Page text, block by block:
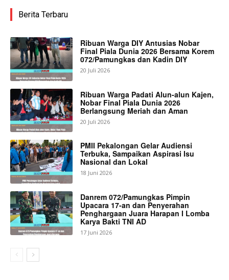
Berita Terbaru
Ribuan Warga DIY Antusias Nobar
Final Piala Dunia 2026 Bersama Korem
072/Pamungkas dan Kadin DIY
20 Juli 2026
Ribuan Warga Padati Alun-alun Kajen,
Nobar Final Piala Dunia 2026
Berlangsung Meriah dan Aman
20 Juli 2026
PMII Pekalongan Gelar Audiensi
Terbuka, Sampaikan Aspirasi Isu
Nasional dan Lokal
18 Juni 2026
Danrem 072/Pamungkas Pimpin
Upacara 17-an dan Penyerahan
Penghargaan Juara Harapan I Lomba
Karya Bakti TNI AD
17 Juni 2026